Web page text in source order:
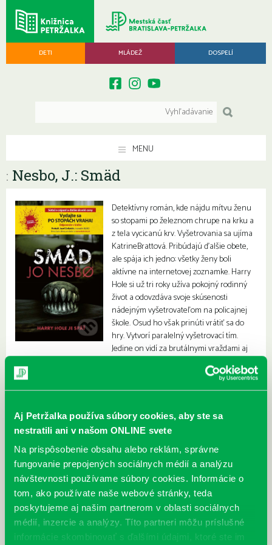
Aj Petržalka používa súbory cookies, aby ste sa
nestratili ani v našom ONLINE svete
Na prispôsobenie obsahu alebo reklám, správne
fungovanie prepojených sociálnych médií a analýzu
návštevnosti používame súbory cookies. Informácie o
tom, ako používate naše webové stránky, teda
poskytujeme aj našim partnerom v oblasti sociálnych
médií, inzercie a analýzy. Títo partneri môžu príslušné
informácie skombinovať s ďalšími údajmi, ktoré ste im
DETI MLÁDEŽ DOSPELÍ
MENU
: Nesbo, J.: Smäd
Detektívny román, kde nájdu mŕtvu ženu
so stopami po železnom chrupe na krku a
z tela vycicanú krv. Vyšetrovania sa ujíma
KatrineBrattová. Pribúdajú ďalšie obete,
ale spája ich jedno: všetky ženy boli
aktívne na internetovej zoznamke. Harry
Hole si už tri roky užíva pokojný rodinný
život a odovzdáva svoje skúsenosti
nádejným vyšetrovateľom na policajnej
škole. Osud ho však prinúti vrátiť sa do
hry. Vytvorí paralelný vyšetrovací tím.
Jedine on vidí za brutálnymi vraždami aj